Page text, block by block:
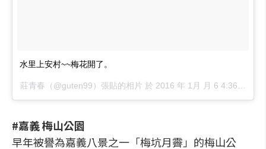
水里上安村~~梅花開了。
莊青春（@guten99）張貼的相片 於 2016 年 1月 月 6 4:36上午 PST
#嘉義 梅山公園
早年被譽為嘉義八景之一「梅坑月霽」的梅山公